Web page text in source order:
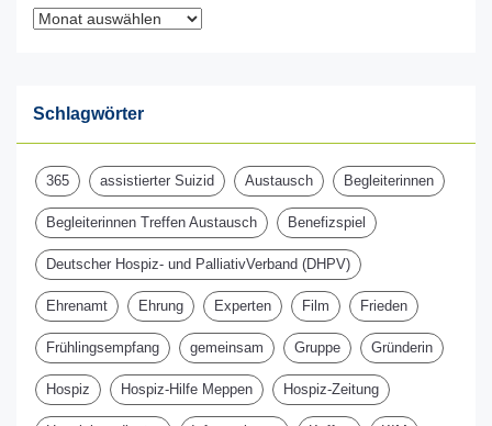
Archiv
Schlagwörter
365 assistierter Suizid Austausch Begleiterinnen
Begleiterinnen Treffen Austausch Benefizspiel
Deutscher Hospiz- und PalliativVerband (DHPV)
Ehrenamt Ehrung Experten Film Frieden
Frühlingsempfang gemeinsam Gruppe Gründerin
Hospiz Hospiz-Hilfe Meppen Hospiz-Zeitung